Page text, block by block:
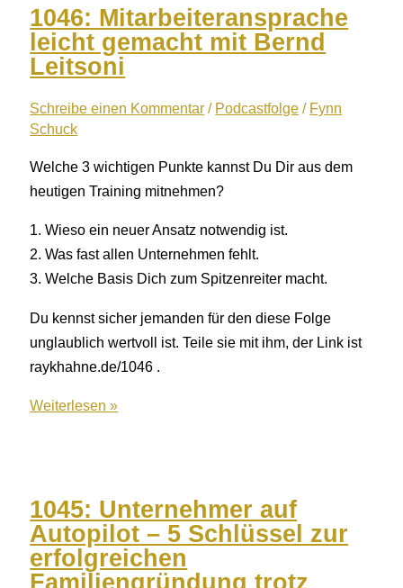
die
Familie
durch
effiziente
Geschäftsprozesse
1046: Mitarbeiteransprache
leicht gemacht mit Bernd
Leitsoni
Schreibe einen Kommentar / Podcastfolge / Fynn
Schuck
Welche 3 wichtigen Punkte kannst Du Dir aus dem
heutigen Training mitnehmen?
1. Wieso ein neuer Ansatz notwendig ist.
2. Was fast allen Unternehmen fehlt.
3. Welche Basis Dich zum Spitzenreiter macht.
Du kennst sicher jemanden für den diese Folge
unglaublich wertvoll ist. Teile sie mit ihm, der Link ist
raykhahne.de/1046 .
1046:
mit
Bernd
Leitsoni
Weiterlesen »
1045: Unternehmer auf
Autopilot – 5 Schlüssel zur
erfolgreichen